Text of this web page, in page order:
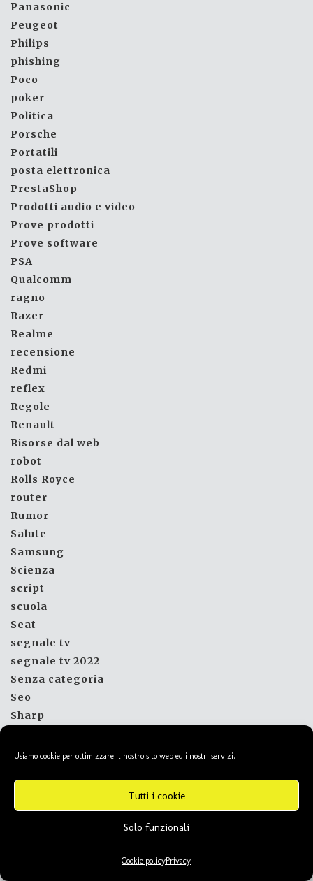
Usiamo cookie per ottimizzare il nostro sito web ed i nostri servizi.
Tutti i cookie
Solo funzionali
Cookie policyPrivacy
Panasonic
Peugeot
Philips
phishing
Poco
poker
Politica
Porsche
Portatili
posta elettronica
PrestaShop
Prodotti audio e video
Prove prodotti
Prove software
PSA
Qualcomm
ragno
Razer
Realme
recensione
Redmi
reflex
Regole
Renault
Risorse dal web
robot
Rolls Royce
router
Rumor
Salute
Samsung
Scienza
script
scuola
Seat
segnale tv
segnale tv 2022
Senza categoria
Seo
Sharp
sigma
Smart